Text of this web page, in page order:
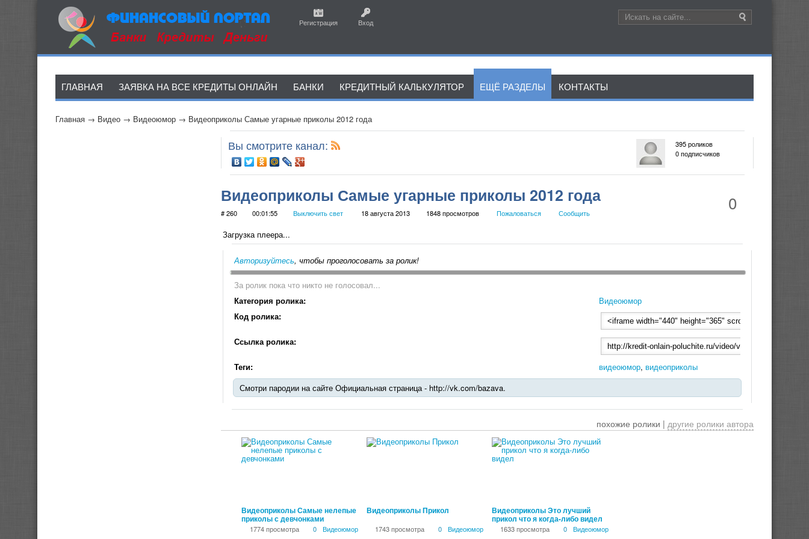
Регистрация Вход
ГЛАВНАЯ ЗАЯВКА НА ВСЕ КРЕДИТЫ ОНЛАЙН БАНКИ КРЕДИТНЫЙ КАЛЬКУЛЯТОР ЕЩЁ РАЗДЕЛЫ КОНТАКТЫ
Главная → Видео → Видеоюмор → Видеоприколы Самые угарные приколы 2012 года
Вы смотрите канал:
395 роликов
0 подписчиков
0
Видеоприколы Самые угарные приколы 2012 года
# 260 00:01:55 Выключить свет 18 августа 2013 1848 просмотров Пожаловаться Сообщить
Загрузка плеера...
Авторизуйтесь, чтобы проголосовать за ролик!
За ролик пока что никто не голосовал...
Категория ролика:
Видеоюмор
Код ролика:
Ссылка ролика:
Теги: видеоюмор, видеоприколы
Смотри пародии на сайте Официальная страница - http://vk.com/bazava.
похожие ролики | другие ролики автора
Видеоприколы Самые нелепые
приколы с девчонками
1774 просмотра 0 Видеоюмор
Видеоприколы Прикол
1743 просмотра 0 Видеоюмор
Видеоприколы Это лучший
прикол что я когда-либо видел
1633 просмотра 0 Видеоюмор